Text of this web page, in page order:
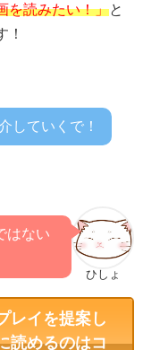
を読みたい！」と
！
していくで！
ひしょ
はない
レイを提案し
読めるのはコ